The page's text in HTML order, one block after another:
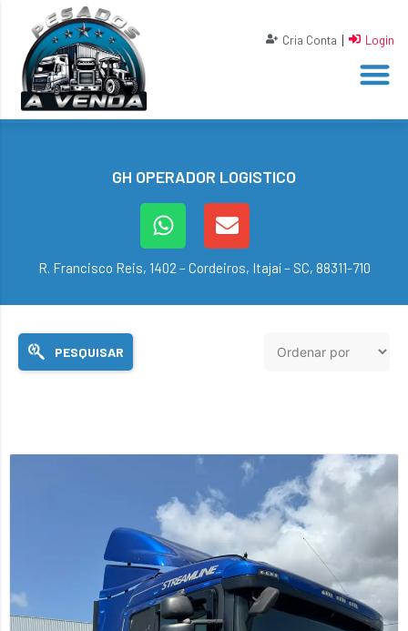
Cria Conta | Login
GH OPERADOR LOGISTICO
R. Francisco Reis, 1402 – Cordeiros, Itajaí – SC, 88311-710
PESQUISAR